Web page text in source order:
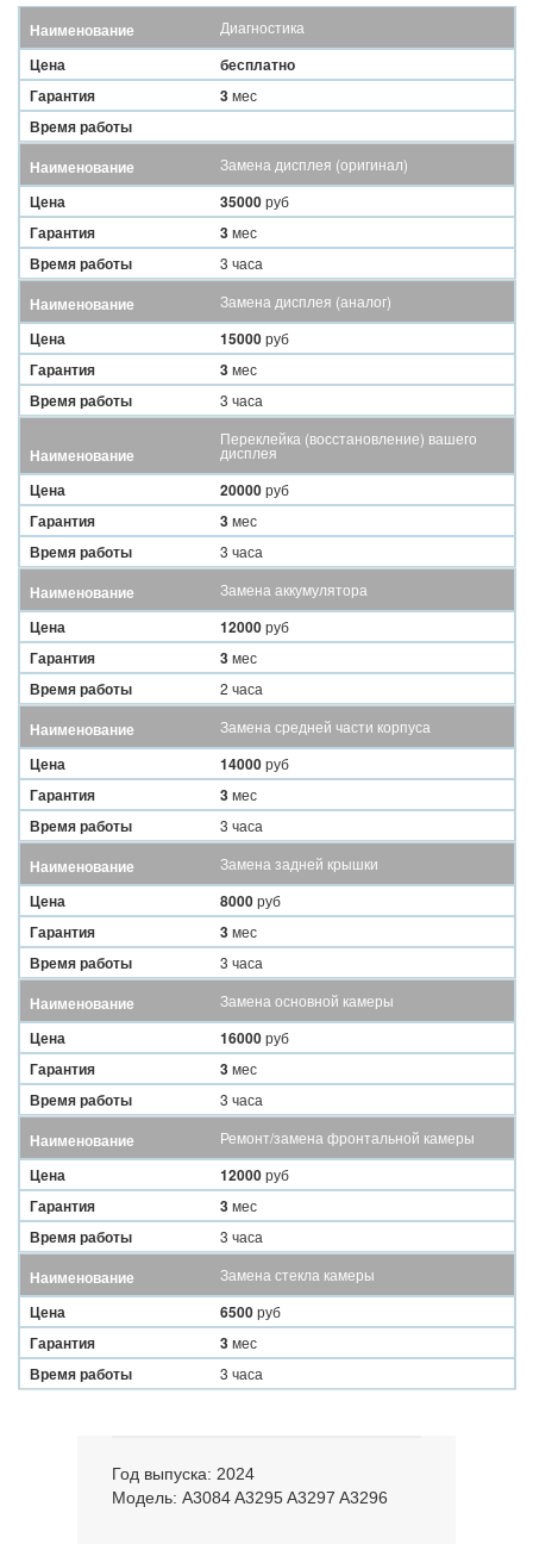
Наименование Диагностика
Цена
бесплатно
Гарантия
3мес
Время работы
Наименование
Замена дисплея (оригинал)
Цена 35000руб
Гарантия 3мес
Время работы 3 часа
Наименование Замена дисплея (аналог)
Цена 15000руб
Гарантия 3мес
Время работы 3 часа
Наименование
Переклейка (восстановление) вашего
дисплея
Цена 20000руб
Гарантия 3мес
Время работы 3 часа
Наименование Замена аккумулятора
Цена 12000руб
Гарантия 3мес
Время работы 2 часа
Наименование Замена средней части корпуса
Цена 14000руб
Гарантия 3мес
Время работы 3 часа
Наименование Замена задней крышки
Цена 8000руб
Гарантия 3мес
Время работы 3 часа
Наименование Замена основной камеры
Цена 16000руб
Гарантия 3мес
Время работы 3 часа
Наименование Ремонт/замена фронтальной камеры
Цена 12000руб
Гарантия 3мес
Время работы 3 часа
Наименование Замена стекла камеры
Цена 6500руб
Гарантия 3мес
Время работы 3 часа
Год выпуска: 2024
Модель: A3084 A3295 A3297 A3296